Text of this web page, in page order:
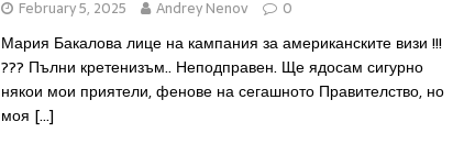
February 5, 2025 Andrey Nenov 0
Мария Бакалова лице на кампания за американските визи !!!
??? Пълни кретенизъм.. Неподправен. Ще ядосам сигурно
някои мои приятели, фенове на сегашното Правителство, но
моя […]